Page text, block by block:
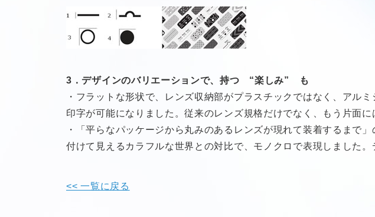
3．デザインのバリエーションで、持つ “楽しみ” も
・フラットな形状で、レンズ収納部がプラスチックではなく、アル
印字が可能になりました。従来のレンズ規格だけでなく、もう片面
・「平らなパッケージから丸みのあるレンズが現れて装着するまで
付けて見えるカラフルな世界との対比で、モノクロで表現しました。
<< 一覧に戻る